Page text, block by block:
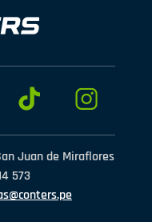
Juan de Miraflores
573